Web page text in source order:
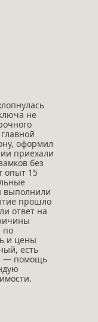
не
оформил
приехали
без
опыт 15
выполнили
прошло
ответ на
по
и цены
есть
— помощь